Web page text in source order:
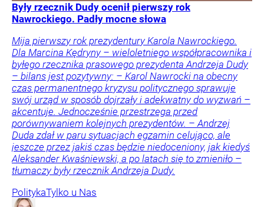
Były rzecznik Dudy ocenił pierwszy rok
Nawrockiego. Padły mocne słowa
Mija pierwszy rok prezydentury Karola Nawrockiego.
Dla Marcina Kędryny – wieloletniego współpracownika i
byłego rzecznika prasowego prezydenta Andrzeja Dudy
– bilans jest pozytywny: – Karol Nawrocki na obecny
czas permanentnego kryzysu politycznego sprawuje
swój urząd w sposób dojrzały i adekwatny do wyzwań –
akcentuje. Jednocześnie przestrzega przed
porównywaniem kolejnych prezydentów. – Andrzej
Duda zdał w paru sytuacjach egzamin celująco, ale
jeszcze przez jakiś czas będzie niedoceniony, jak kiedyś
Aleksander Kwaśniewski, a po latach się to zmieniło –
tłumaczy były rzecznik Andrzeja Dudy.
PolitykaTylko u Nas